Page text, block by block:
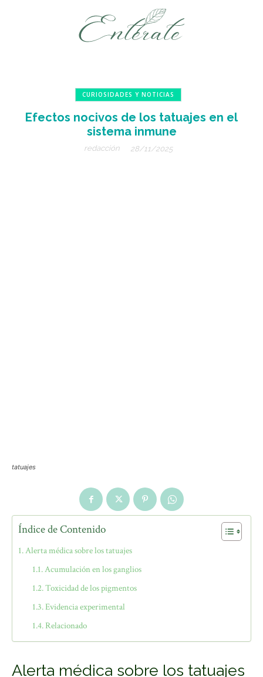
CURIOSIDADES Y NOTICIAS
Efectos nocivos de los tatuajes en el
sistema inmune
redacción 28/11/2025
tatuajes
Índice de Contenido
Alerta médica sobre los tatuajes
Acumulación en los ganglios
Toxicidad de los pigmentos
Evidencia experimental
Relacionado
Alerta médica sobre los tatuajes